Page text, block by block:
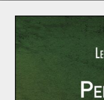
Depuis le 30 mars,
gouvernement
Tripoli, la capitale